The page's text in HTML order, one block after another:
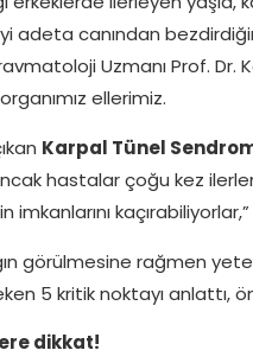
adeta canından
Uzmanı Prof. Dr.
ellerimiz.
Karpal Tünel
hastalar çoğu kez
görülmesine rağmen
5 kritik noktayı anlattı,
dikkat!